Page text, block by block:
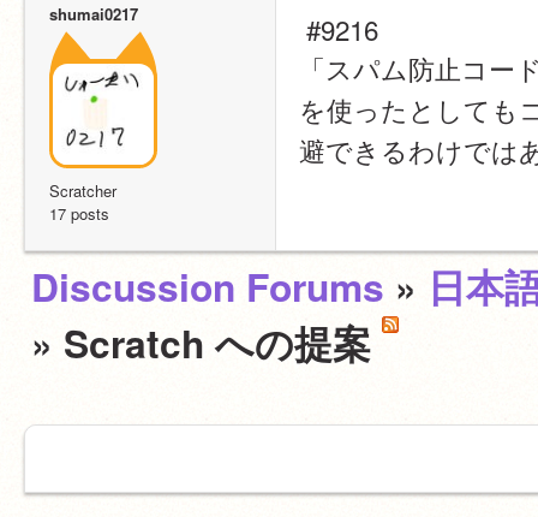
shumai0217
Scratcher
17 posts
#9216
「スパム防止コ
を使ったとしても
避できるわけでは
Discussion Forums » 日本
» Scratch への提案